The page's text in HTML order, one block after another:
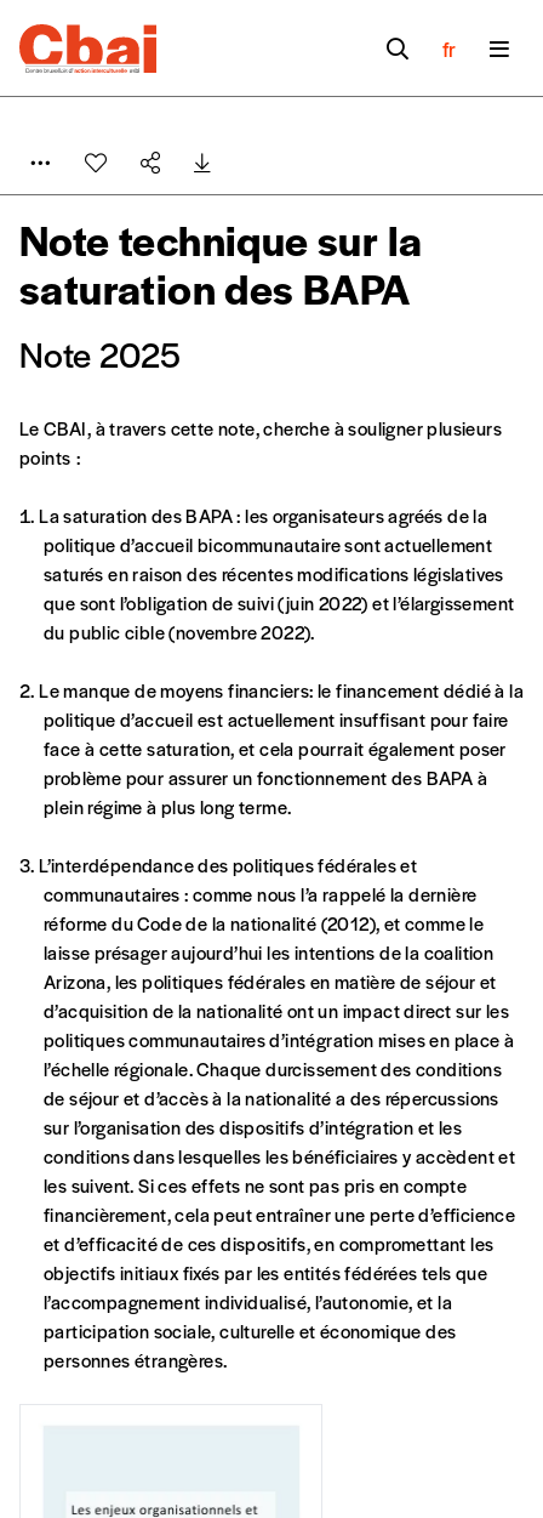
fr
Note technique sur la
saturation des BAPA
Note 2025
Se connecter
CONNEXION
Mot de passe oublié?
Créer un
compte
Formulaire de
commande
A partir de 2021,Imag, le magazine de
l’interculturel,vous est proposé àPRIX LIBRE
Le prix libre est un mode de fixation du prix
peut être une manière pour lui de payer le prix
qu’il estime juste. Dans l’objectif de rendre nos
activités et publications accessibles, et
d’affirmer notre attachement aux valeurs de
solidarité, nous vous proposons d’estimer
vous-mêmes le coût de notre publication.
Cette valeur peut donc être inférieure, égale
ou supérieure au prix indicatif. De cette
manière, vous soutenez le travail de l’équipe
de rédaction selon vos moyens et vos
motivations.
En pratique
Vous vous abonnez pour l’année civile en
cours ou vous commandez au numéro.
Vous indiquez si vous souhaitez recevoir la
revue en format papier ou numérique.
la commande renseigné dans le mail de
Le CBAI, à travers cette note, cherche à souligner plusieurs
points :
La saturation des BAPA : les organisateurs agréés de la
politique d’accueil bicommunautaire sont actuellement
saturés en raison des récentes modifications législatives
que sont l’obligation de suivi (juin 2022) et l’élargissement
du public cible (novembre 2022).
Le manque de moyens financiers: le financement dédié à la
politique d’accueil est actuellement insuffisant pour faire
face à cette saturation, et cela pourrait également poser
problème pour assurer un fonctionnement des BAPA à
plein régime à plus long terme.
L’interdépendance des politiques fédérales et
communautaires : comme nous l’a rappelé la dernière
réforme du Code de la nationalité (2012), et comme le
laisse présager aujourd’hui les intentions de la coalition
Arizona, les politiques fédérales en matière de séjour et
d’acquisition de la nationalité ont un impact direct sur les
politiques communautaires d’intégration mises en place à
l’échelle régionale. Chaque durcissement des conditions
de séjour et d’accès à la nationalité a des répercussions
sur l’organisation des dispositifs d’intégration et les
conditions dans lesquelles les bénéficiaires y accèdent et
les suivent. Si ces effets ne sont pas pris en compte
financièrement, cela peut entraîner une perte d’efficience
et d’efficacité de ces dispositifs, en compromettant les
objectifs initiaux fixés par les entités fédérées tels que
l’accompagnement individualisé, l’autonomie, et la
participation sociale, culturelle et économique des
personnes étrangères.